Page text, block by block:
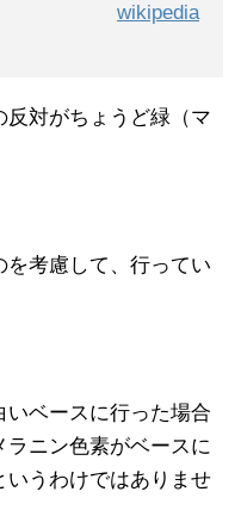
wikipedia
対がちょうど緑（マ
を考慮して、行ってい
ベースに行った場合
ニン色素がベースに
いうわけではありませ